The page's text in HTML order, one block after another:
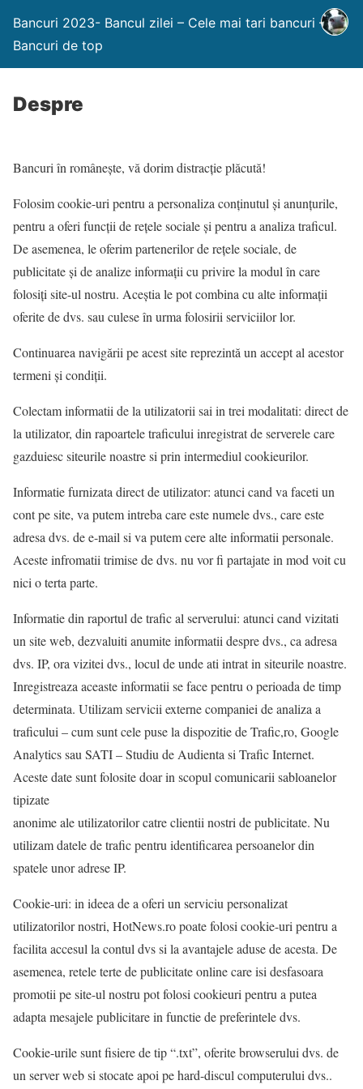
Bancuri 2023- Bancul zilei – Cele mai tari bancuri –
Bancuri de top
Despre
Bancuri în româneşte, vă dorim distracţie plăcută!
Folosim cookie-uri pentru a personaliza conținutul și anunțurile,
pentru a oferi funcții de rețele sociale și pentru a analiza traficul.
De asemenea, le oferim partenerilor de rețele sociale, de
publicitate și de analize informații cu privire la modul în care
folosiți site-ul nostru. Aceștia le pot combina cu alte informații
oferite de dvs. sau culese în urma folosirii serviciilor lor.
Continuarea navigării pe acest site reprezintă un accept al acestor
termeni și condiții.
Colectam informatii de la utilizatorii sai in trei modalitati: direct de
la utilizator, din rapoartele traficului inregistrat de serverele care
gazduiesc siteurile noastre si prin intermediul cookieurilor.
Informatie furnizata direct de utilizator: atunci cand va faceti un
cont pe site, va putem intreba care este numele dvs., care este
adresa dvs. de e-mail si va putem cere alte informatii personale.
Aceste infromatii trimise de dvs. nu vor fi partajate in mod voit cu
nici o terta parte.
Informatie din raportul de trafic al serverului: atunci cand vizitati
un site web, dezvaluiti anumite informatii despre dvs., ca adresa
dvs. IP, ora vizitei dvs., locul de unde ati intrat in siteurile noastre.
Inregistreaza aceaste informatii se face pentru o perioada de timp
determinata. Utilizam servicii externe companiei de analiza a
traficului – cum sunt cele puse la dispozitie de Trafic,ro, Google
Analytics sau SATI – Studiu de Audienta si Trafic Internet.
Aceste date sunt folosite doar in scopul comunicarii sabloanelor
tipizate
anonime ale utilizatorilor catre clientii nostri de publicitate. Nu
utilizam datele de trafic pentru identificarea persoanelor din
spatele unor adrese IP.
Cookie-uri: in ideea de a oferi un serviciu personalizat
utilizatorilor nostri, HotNews.ro poate folosi cookie-uri pentru a
facilita accesul la contul dvs si la avantajele aduse de acesta. De
asemenea, retele terte de publicitate online care isi desfasoara
promotii pe site-ul nostru pot folosi cookieuri pentru a putea
adapta mesajele publicitare in functie de preferintele dvs.
Cookie-urile sunt fisiere de tip “.txt”, oferite browserului dvs. de
un server web si stocate apoi pe hard-discul computerului dvs..